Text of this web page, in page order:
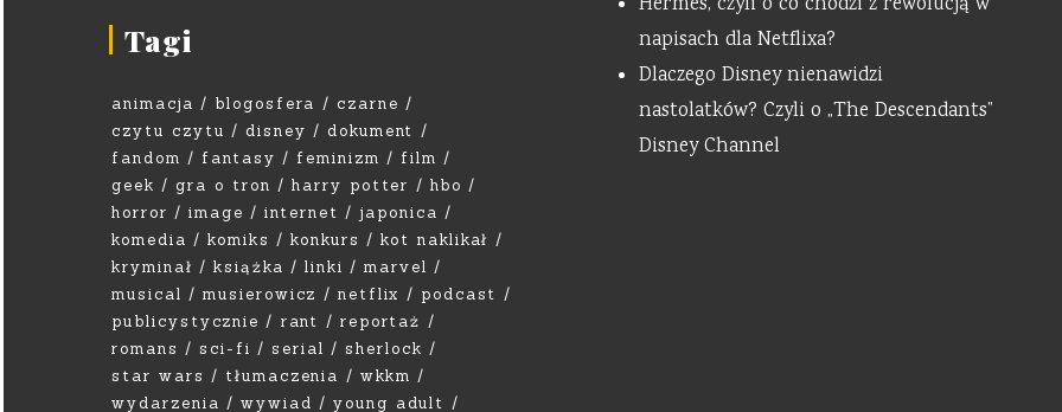
Tagi
animacja blogosfera
czarne
czytu czytu
disney
dokument
fandom
fantasy feminizm
film
geek
gra o tron harry potter
hbo
horror
image internet
japonica
komedia
komiks konkurs
kot naklikał
kryminał
książka linki
marvel
musical
musierowicz netflix
podcast
publicystycznie
rant
reportaż
romans
sci-fi serial
sherlock
star wars
tłumaczenia
wkkm
wydarzenia
wywiad
young adult
napisach dla Netflixa?
Dlaczego Disney nienawidzi
nastolatków? Czyli o „The Descendants”
Disney Channel